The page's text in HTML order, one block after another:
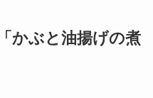
かぶと油揚げの煮